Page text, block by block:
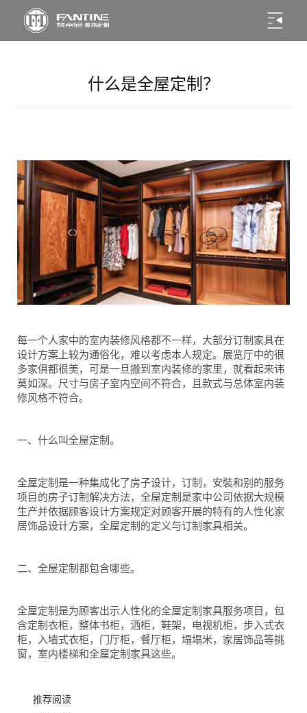
什么是全屋定制？
每一个人家中的室内装修风格都不一样，大部分订制家具在
设计方案上较为通俗化，难以考虑本人规定。展览厅中的很
多家俱都很美，可是一旦搬到室内装修的家里，就看起来讳
莫如深。尺寸与房子室内空间不符合，且款式与总体室内装
修风格不符合。
一、什么叫全屋定制。
全屋定制是一种集成化了房子设计，订制，安裝和别的服务
项目的房子订制解决方法，全屋定制是家中公司依据大规模
生产并依据顾客设计方案规定对顾客开展的特有的人性化家
居饰品设计方案，全屋定制的定义与订制家具相关。
二、全屋定制都包含哪些。
全屋定制是为顾客出示人性化的全屋定制家具服务项目，包
含定制衣柜，整体书柜，洒柜，鞋架，电视机柜，步入式衣
柜，入墙式衣柜，门厅柜，餐厅柜，塌塌米，家居饰品等挑
窗，室内楼梯和全屋定制家具这些。
推荐阅读